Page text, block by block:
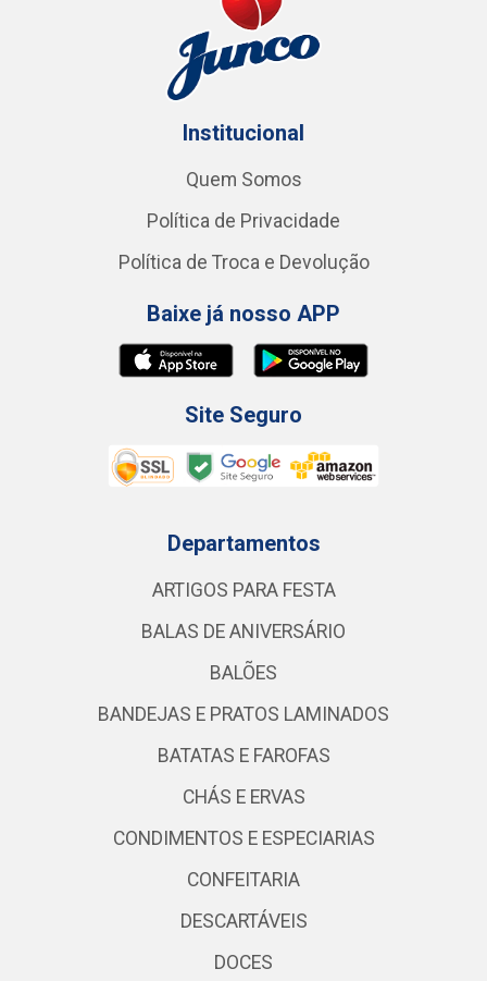
Institucional
Quem Somos
Política de Privacidade
Política de Troca e Devolução
Baixe já nosso APP
Site Seguro
Departamentos
ARTIGOS PARA FESTA
BALAS DE ANIVERSÁRIO
BALÕES
BANDEJAS E PRATOS LAMINADOS
BATATAS E FAROFAS
CHÁS E ERVAS
CONDIMENTOS E ESPECIARIAS
CONFEITARIA
DESCARTÁVEIS
DOCES